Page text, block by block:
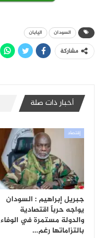
السودان اليابان
مشاركة
أخبار ذات صلة
إقتصاد
جبريل إبراهيم : السودان
يواجه حرباً اقتصادية
والدولة مستمرة في الوفاء
بالتزاماتها رغم…